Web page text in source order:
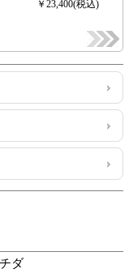
ダ